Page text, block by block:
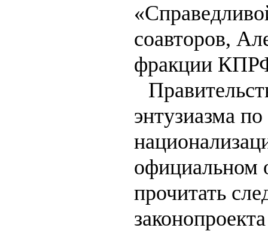
соавторов,
фракции
энтузиазма
официальном
прочитать